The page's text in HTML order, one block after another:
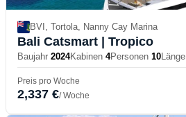
BVI, Tortola, Nanny Cay Marina
Bali Catsmart | Tropico
Baujahr 2024Kabinen 4Personen 10Länge
Preis pro Woche
2,337 €/ Woche